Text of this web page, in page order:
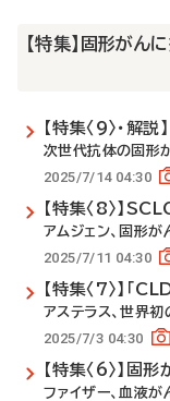
【特集】固形がん
【特集〈9〉・解
次世代抗体の固形
2025/7/14 04:30
【特集〈8〉】
アムジェン、固形
2025/7/11 04:30
【特集〈7〉】「
アステラス、世界
2025/7/3 04:30
【特集〈6〉】固
ファイザー、血液